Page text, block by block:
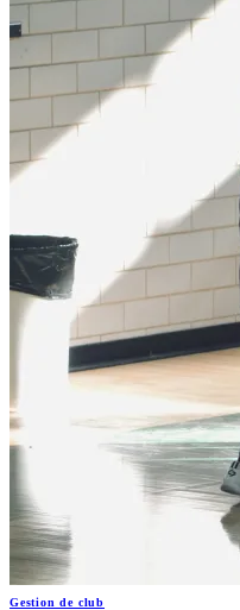
Gestion de club